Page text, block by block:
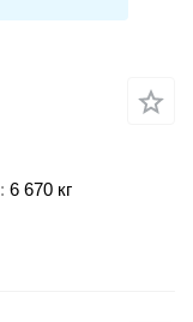
6 670 кг